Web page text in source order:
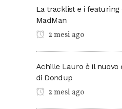
La tracklist e i featuring
MadMan
2 mesi ago
Achille Lauro è il nuovo
di Dondup
2 mesi ago